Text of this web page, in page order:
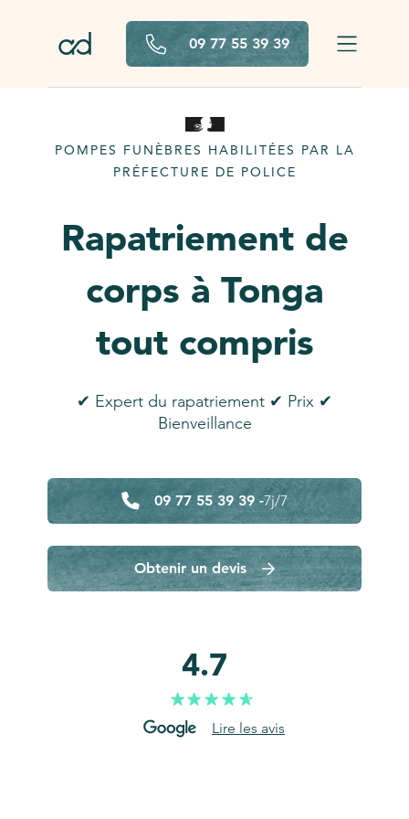
09 77 55 39 39
POMPES FUNÈBRES HABILITÉES PAR LA
PRÉFECTURE DE POLICE
Rapatriement de
corps à Tonga
tout compris
✔ Expert du rapatriement ✔ Prix ✔
Bienveillance
09 77 55 39 39 -7j/7
Obtenir un devis
4.7
Lire les avis